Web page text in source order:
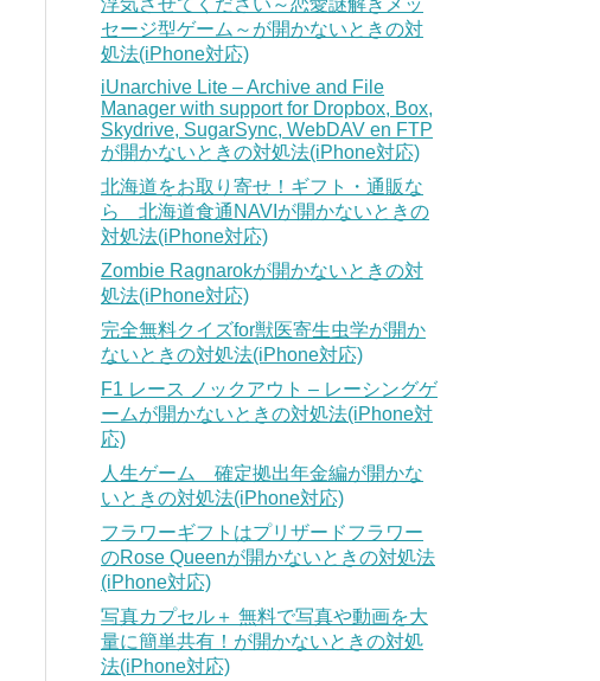
浮気させてください～恋愛謎解きメッ
セージ型ゲーム～が開かないときの対
処法(iPhone対応)
iUnarchive Lite – Archive and File
Manager with support for Dropbox, Box,
Skydrive, SugarSync, WebDAV en FTP
が開かないときの対処法(iPhone対応)
北海道をお取り寄せ！ギフト・通販な
ら 北海道食通NAVIが開かないときの
対処法(iPhone対応)
Zombie Ragnarokが開かないときの対
処法(iPhone対応)
完全無料クイズfor獣医寄生虫学が開か
ないときの対処法(iPhone対応)
F1 レース ノックアウト – レーシングゲ
ームが開かないときの対処法(iPhone対
応)
人生ゲーム 確定拠出年金編が開かな
いときの対処法(iPhone対応)
フラワーギフトはプリザードフラワー
のRose Queenが開かないときの対処法
(iPhone対応)
写真カプセル＋ 無料で写真や動画を大
量に簡単共有！が開かないときの対処
法(iPhone対応)